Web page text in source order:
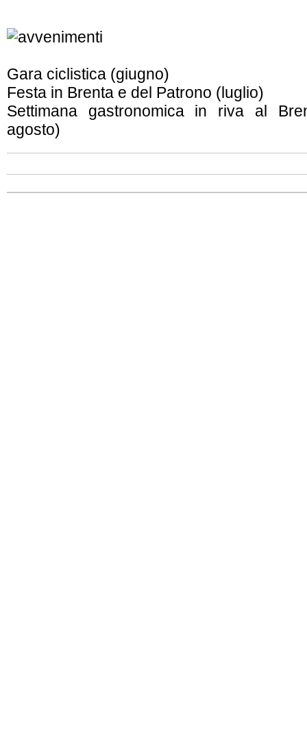
Gara ciclistica (giugno)
Festa in Brenta e del Patrono (luglio)
Settimana gastronomica in riva al
agosto)